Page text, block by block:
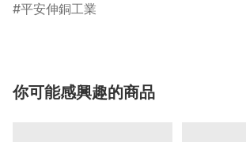
平安伸銅工業
你可能感興趣的商品